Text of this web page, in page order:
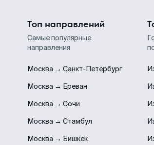
Топ направлений
Самые популярные
направления
Москва → Санкт-Петербург
Москва → Ереван
Москва → Сочи
Москва → Стамбул
Москва → Бишкек